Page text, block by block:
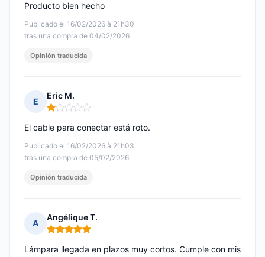
Publicado el 16/02/2026 à 21h30
tras una compra de 04/02/2026
Producto bien hecho
Opinión traducida
E
Eric M.
Nota: 1 de 5
Publicado el 16/02/2026 à 21h03
tras una compra de 05/02/2026
El cable para conectar está roto.
Opinión traducida
A
Angélique T.
Nota: 5 de 5
Lámpara llegada en plazos muy cortos. Cumple con mis